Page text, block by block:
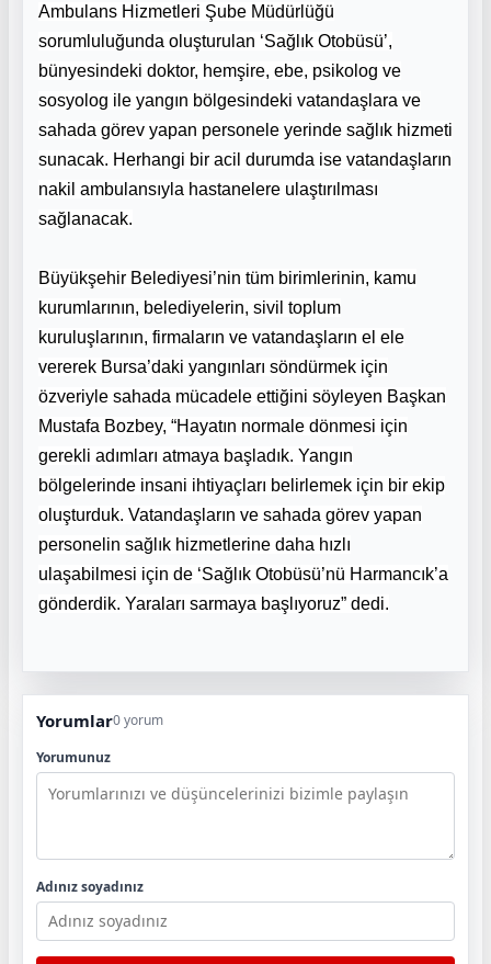
Ambulans Hizmetleri Şube Müdürlüğü
sorumluluğunda oluşturulan ‘Sağlık Otobüsü’,
bünyesindeki doktor, hemşire, ebe, psikolog ve
sosyolog ile yangın bölgesindeki vatandaşlara ve
sahada görev yapan personele yerinde sağlık hizmeti
sunacak. Herhangi bir acil durumda ise vatandaşların
nakil ambulansıyla hastanelere ulaştırılması
sağlanacak.
Büyükşehir Belediyesi’nin tüm birimlerinin, kamu
kurumlarının, belediyelerin, sivil toplum
kuruluşlarının, firmaların ve vatandaşların el ele
vererek Bursa’daki yangınları söndürmek için
özveriyle sahada mücadele ettiğini söyleyen Başkan
Mustafa Bozbey, “Hayatın normale dönmesi için
gerekli adımları atmaya başladık. Yangın
bölgelerinde insani ihtiyaçları belirlemek için bir ekip
oluşturduk. Vatandaşların ve sahada görev yapan
personelin sağlık hizmetlerine daha hızlı
ulaşabilmesi için de ‘Sağlık Otobüsü’nü Harmancık’a
gönderdik. Yaraları sarmaya başlıyoruz” dedi.
Yorumlar0 yorum
Yorumunuz
Adınız soyadınız